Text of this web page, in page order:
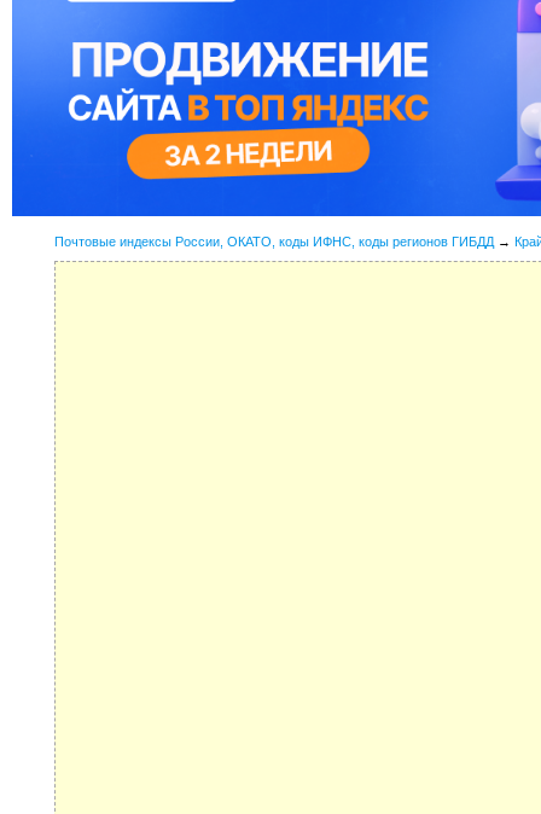
Почтовые индексы России, ОКАТО, коды ИФНС, коды регионов ГИБДД →